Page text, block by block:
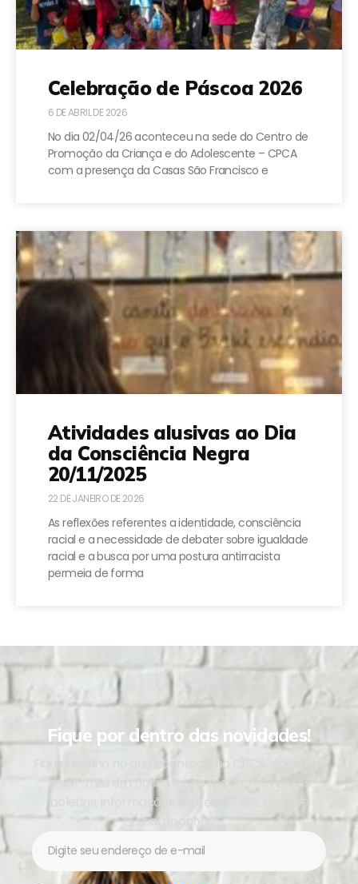
Celebração de Páscoa 2026
6 DE ABRIL DE 2026
No dia 02/04/26 aconteceu na sede do Centro de
Promoção da Criança e do Adolescente – CPCA
com a presença da Casas São Francisco e
Atividades alusivas ao Dia
da Consciência Negra
20/11/2025
22 DE JANEIRO DE 2026
As reflexões referentes a identidade, consciência
racial e a necessidade de debater sobre igualdade
racial e a busca por uma postura antirracista
permeia de forma
Fique por dentro das novidades!
Fique de olho no que acontece no CPCA, cadastre
seu e-mail em nossa lista e receba os nossos
boletins, informações sobre o CPCA, ações e
campanhas.